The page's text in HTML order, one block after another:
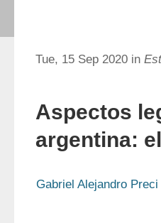
Tue, 15 Sep 2020 in
Aspectos
argentina:
Gabriel Alejandro Preci